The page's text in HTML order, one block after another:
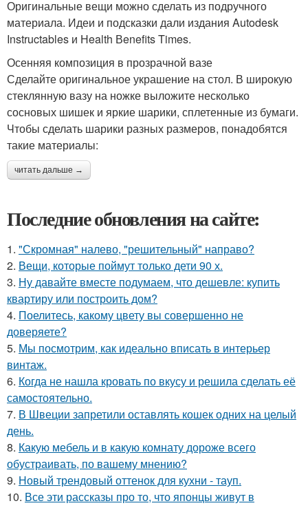
Оригинальные вещи можно сделать из подручного
материала. Идеи и подсказки дали издания Autodesk
Instructables и Нealth Вenefits Times.
Осенняя композиция в прозрачной вазе
Сделайте оригинальное украшение на стол. В широкую
стеклянную вазу на ножке выложите несколько
сосновых шишек и яркие шарики, сплетенные из бумаги.
Чтобы сделать шарики разных размеров, понадобятся
такие материалы:
читать дальше →
Последние обновления на сайте:
1. "Скромная" налево, "решительный" направо?
2. Вещи, которые поймут только дети 90 х.
3. Ну давайте вместе подумаем, что дешевле: купить
квартиру или построить дом?
4. Поелитесь, какому цвету вы совершенно не
доверяете?
5. Мы посмотрим, как идеально вписать в интерьер
винтаж.
6. Когда не нашла кровать по вкусу и решила сделать её
самостоятельно.
7. В Швеции запретили оставлять кошек одних на целый
день.
8. Какую мебель и в какую комнату дороже всего
обустраивать, по вашему мнению?
9. Новый трендовый оттенок для кухни - тауп.
10. Все эти рассказы про то, что японцы живут в